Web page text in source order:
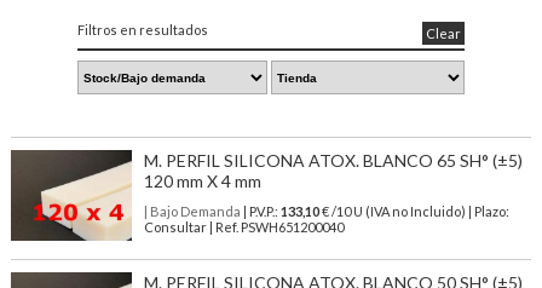
Filtros en resultados Clear
M. PERFIL SILICONA ATOX. BLANCO 65 SH° (±5)
120 mm X 4 mm
| Bajo Demanda | P.V.P.: 133,10€ /10 U (IVA no Incluido) | Plazo:
Consultar | Ref. PSWH651200040
M. PERFIL SILICONA ATOX. BLANCO 50 SH° (±5)